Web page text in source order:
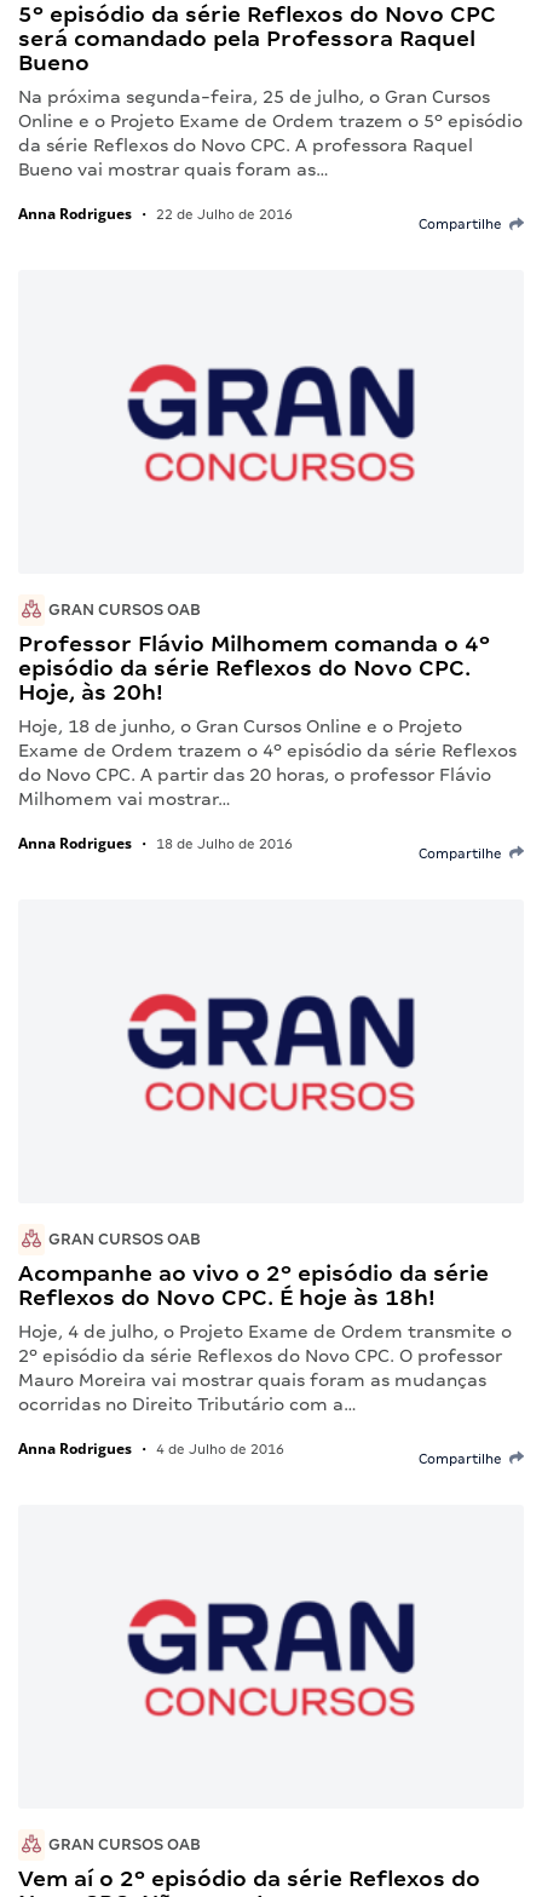
5º episódio da série Reflexos do Novo CPC
será comandado pela Professora Raquel
Bueno
Na próxima segunda-feira, 25 de julho, o Gran Cursos
Online e o Projeto Exame de Ordem trazem o 5º episódio
da série Reflexos do Novo CPC. A professora Raquel
Bueno vai mostrar quais foram as…
Anna Rodrigues • 22 de Julho de 2016
Compartilhe
GRAN CURSOS OAB
Professor Flávio Milhomem comanda o 4º
episódio da série Reflexos do Novo CPC.
Hoje, às 20h!
Hoje, 18 de junho, o Gran Cursos Online e o Projeto
Exame de Ordem trazem o 4º episódio da série Reflexos
do Novo CPC. A partir das 20 horas, o professor Flávio
Milhomem vai mostrar…
Anna Rodrigues • 18 de Julho de 2016
Compartilhe
GRAN CURSOS OAB
Acompanhe ao vivo o 2º episódio da série
Reflexos do Novo CPC. É hoje às 18h!
Hoje, 4 de julho, o Projeto Exame de Ordem transmite o
2º episódio da série Reflexos do Novo CPC. O professor
Mauro Moreira vai mostrar quais foram as mudanças
ocorridas no Direito Tributário com a…
Anna Rodrigues • 4 de Julho de 2016
Compartilhe
GRAN CURSOS OAB
Vem aí o 2º episódio da série Reflexos do